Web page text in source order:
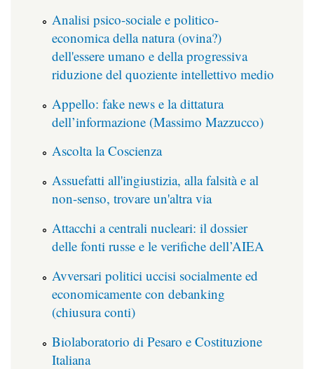
Analisi psico-sociale e politico-
economica della natura (ovina?)
dell'essere umano e della progressiva
riduzione del quoziente intellettivo medio
Appello: fake news e la dittatura
dell’informazione (Massimo Mazzucco)
Ascolta la Coscienza
Assuefatti all'ingiustizia, alla falsità e al
non-senso, trovare un'altra via
Attacchi a centrali nucleari: il dossier
delle fonti russe e le verifiche dell’AIEA
Avversari politici uccisi socialmente ed
economicamente con debanking
(chiusura conti)
Biolaboratorio di Pesaro e Costituzione
Italiana